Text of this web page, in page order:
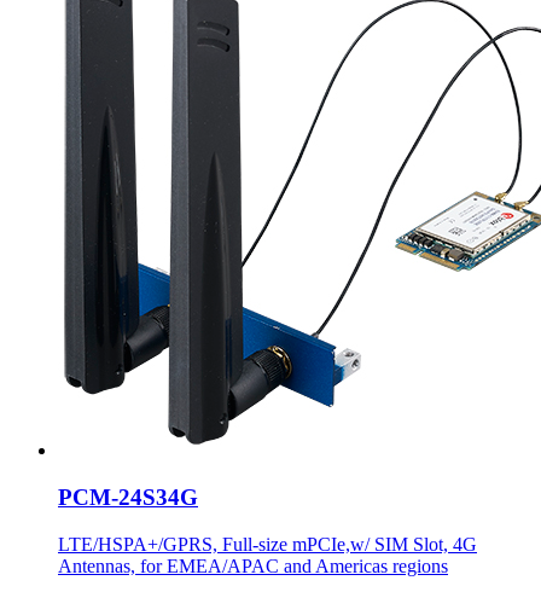
PCM-24S34G
LTE/HSPA+/GPRS, Full-size mPCIe,w/ SIM Slot, 4G
Antennas, for EMEA/APAC and Americas regions